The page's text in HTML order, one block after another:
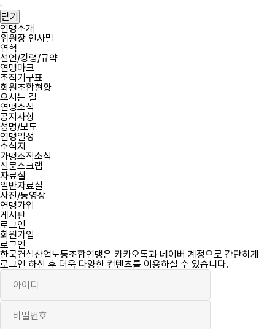
국
건
설
산
업
노
동
조
합
연
맹
뉴
열
기
닫기
연맹소개
위원장 인사말
연혁
선언/강령/규약
연맹마크
조직기구표
회원조합현황
오시는 길
연맹소식
공지사항
성명/보도
연맹일정
소식지
가맹조직소식
신문스크랩
자료실
일반자료실
사진/동영상
연맹가입
게시판
로그인
회원가입
로그인
한국건설산업노동조합연맹은 카카오톡과 네이버 계정으로 간단하게
로그인 하신 후 더욱 다양한 컨텐츠를 이용하실 수 있습니다.
원
아
이
디
밀
번
호
국
건
설
산
업
노
동
조
합
연
맹
역
사